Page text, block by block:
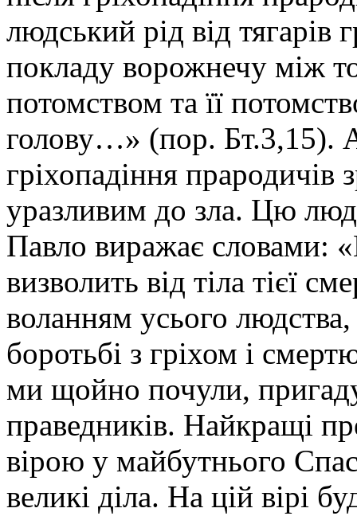
людський рід від тягарів
покладу ворожнечу між
потомством та її
голову…» (пор. Бт.3,15).
гріхопадіння прародичів
уразливим до зла. Цю
Павло виражає словами:
визволить від тіла тієї
воланням усього
боротьбi з грiхом i
ми щойно почули,
праведників. Найкращi
вiрою у майбутнього
великi дiла. На цій вiрi